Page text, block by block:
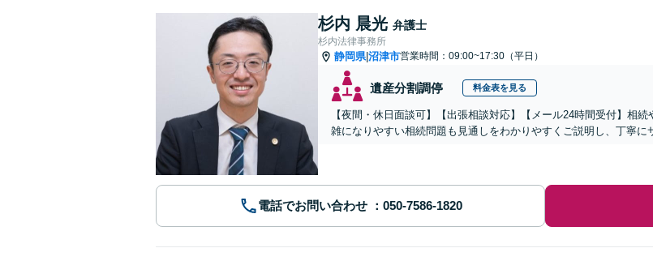
杉内 晨光 弁護士
杉内法律事務所
静岡県|沼津市営業時間：09:00~17:30（平日）
遺産分割調停 料金表を見る
【夜間・休日面談可】【出張相談対応】【メール24時間受付】相
雑になりやすい相続問題も見通しをわかりやすくご説明し、丁寧に
電話でお問い合わせ